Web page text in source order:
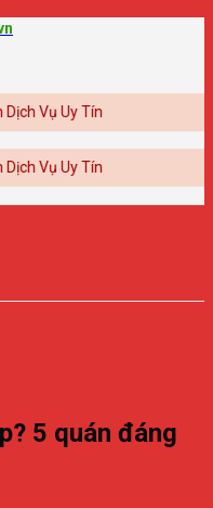
Tín
Tín
5 quán đáng